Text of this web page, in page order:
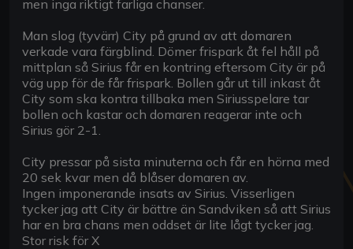
men inga riktigt farliga chanser.
Man slog (tyvärr) City på grund av att domaren
verkade vara färgblind. Dömer frispark åt fel håll på
mittplan så Sirius får en kontring eftersom City är på
väg upp för de får frispark. Bollen går ut till inkast åt
City som ska kontra tillbaka men Siriusspelare tar
bollen och kastar och domaren reagerar inte och
Sirius gör 2-1.
City pressar på sista minuterna och får en hörna med
20 sek kvar men då blåser domaren av.
Ingen imponerande insats av Sirius. Visserligen
tycker jag att City är bättre än Sandviken så att Sirius
har en bra chans men oddset är lite lågt tycker jag.
Stor risk för X